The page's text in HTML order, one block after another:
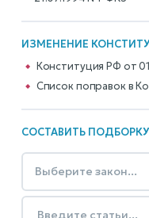
ИЗМЕНЕНИЕ
Конституция РФ от
Cписок поправок в
СОСТАВИТЬ ПОДБОРКУ